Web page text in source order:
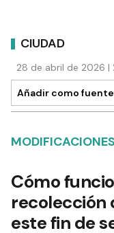
CIUDAD
28 de abril de 2026 |
Añadir como
MODIFICACIONES
Cómo
recolección
este fin de